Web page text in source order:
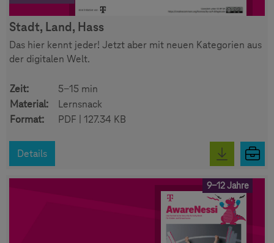
Stadt, Land, Hass
Das hier kennt jeder! Jetzt aber mit neuen Kategorien aus
der digitalen Welt.
Zeit:
5-15 min
Material:
Lernsnack
Format:
PDF | 127.34 KB
Details
9-12 Jahre